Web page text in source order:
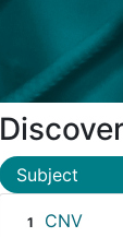
Subject
1 CNV